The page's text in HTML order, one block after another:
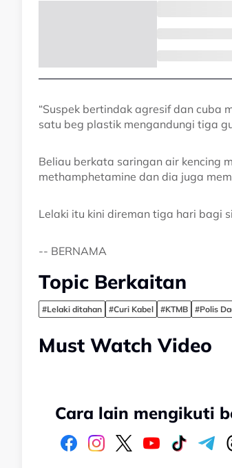
“Suspek bertindak agresif dan cuba
satu beg plastik mengandungi tiga
Beliau berkata saringan air kencing
methamphetamine dan dia juga
Lelaki itu kini direman tiga hari bagi
-- BERNAMA
Topic Berkaitan
#Lelaki ditahan #Curi Kabel #KTMB #Polis
Must Watch Video
Cara lain mengikuti